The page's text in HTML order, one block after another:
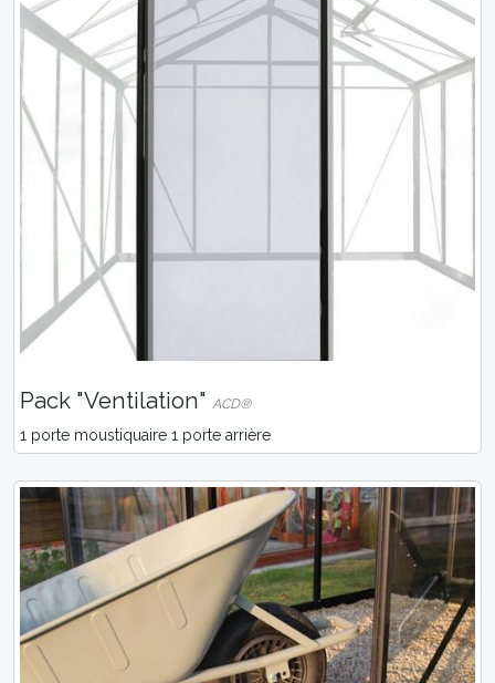
Pack "Ventilation" ACD®
1 porte moustiquaire 1 porte arrière